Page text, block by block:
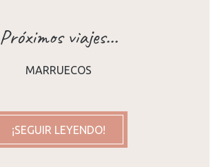
Próximos viajes...
MARRUECOS
¡SEGUIR LEYENDO!